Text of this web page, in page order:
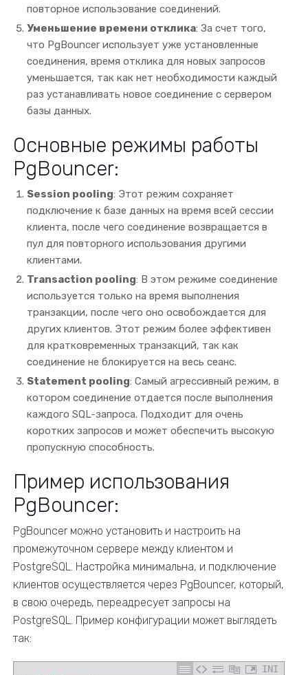
повторное использование соединений.
Уменьшение времени отклика: За счет того,
что PgBouncer использует уже установленные
соединения, время отклика для новых запросов
уменьшается, так как нет необходимости каждый
раз устанавливать новое соединение с сервером
базы данных.
Основные режимы работы
PgBouncer:
Session pooling: Этот режим сохраняет
подключение к базе данных на время всей сессии
клиента, после чего соединение возвращается в
пул для повторного использования другими
клиентами.
Transaction pooling: В этом режиме соединение
используется только на время выполнения
транзакции, после чего оно освобождается для
других клиентов. Этот режим более эффективен
для кратковременных транзакций, так как
соединение не блокируется на весь сеанс.
Statement pooling: Самый агрессивный режим, в
котором соединение отдается после выполнения
каждого SQL-запроса. Подходит для очень
коротких запросов и может обеспечить высокую
пропускную способность.
Пример использования
PgBouncer:
PgBouncer можно установить и настроить на
промежуточном сервере между клиентом и
PostgreSQL. Настройка минимальна, и подключение
клиентов осуществляется через PgBouncer, который,
в свою очередь, переадресует запросы на
PostgreSQL. Пример конфигурации может выглядеть
так:
INI